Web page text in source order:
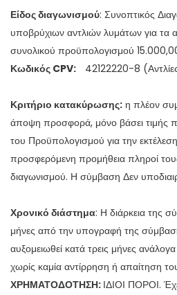
Είδος διαγωνισμού: Συνοπτικός
υποβρύχιων αντλιών λυμάτων για τα
συνολικού προϋπολογισμού
Κωδικός CPV: 42122220-8
Κριτήριο κατακύρωσης: η πλέον
άποψη προσφορά, μόνο βάσει τιμής
του Προϋπολογισμού για την
προσφερόμενη προμήθεια πληροί
διαγωνισμού. Η σύμβαση Δεν
Χρονικό διάστημα: Η διάρκεια της
μήνες από την υπογραφή της
αυξομειωθεί κατά τρεις μήνες
χωρίς καμία αντίρρηση ή απαίτηση
ΧΡΗΜΑΤΟΔΟΤΗΣΗ: ΙΔΙΟΙ ΠΟΡΟΙ.